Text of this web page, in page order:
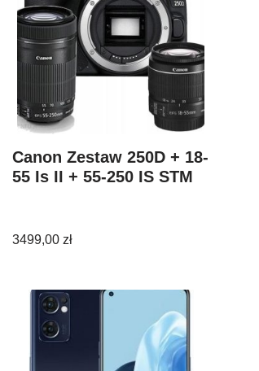
Canon Zestaw 250D + 18-
55 Is II + 55-250 IS STM
3499,00zł